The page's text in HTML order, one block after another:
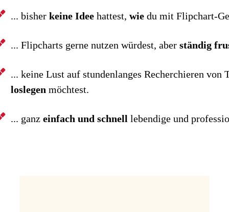
... bisherkeine Idee hattest,wie du mit Flipchart-
... Flipcharts gerne nutzen würdest, aberständig
... keine Lust auf stundenlanges Recherchieren von
loslegen möchtest.
... ganzeinfach und schnell lebendige und